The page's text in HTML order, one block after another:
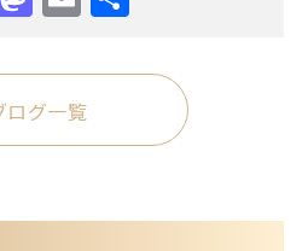
ログ一覧